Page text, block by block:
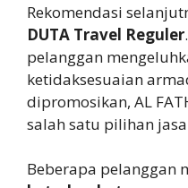
Rekomendasi
DUTA Travel Reguler
pelanggan
ketidaksesuaian
dipromosikan, AL
salah satu pilihan
Beberapa pelanggan